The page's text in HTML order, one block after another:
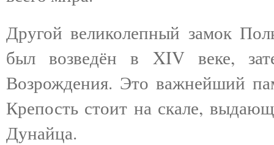
Другой великолепный замок
был возведён в XIV веке,
Возрождения. Это важнейший
Крепость стоит на скале,
Дунайца.